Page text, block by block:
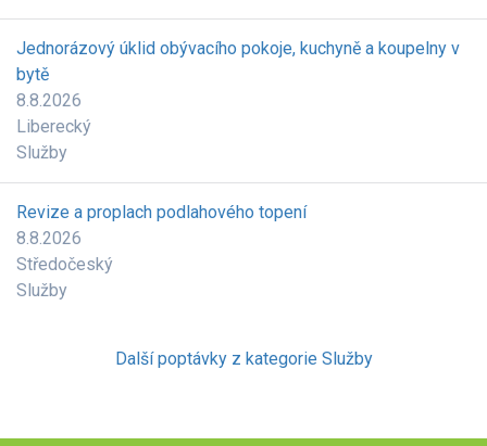
Jednorázový úklid obývacího pokoje, kuchyně a koupelny v
bytě
8.8.2026
Liberecký
Služby
Revize a proplach podlahového topení
8.8.2026
Středočeský
Služby
Další poptávky z kategorie Služby